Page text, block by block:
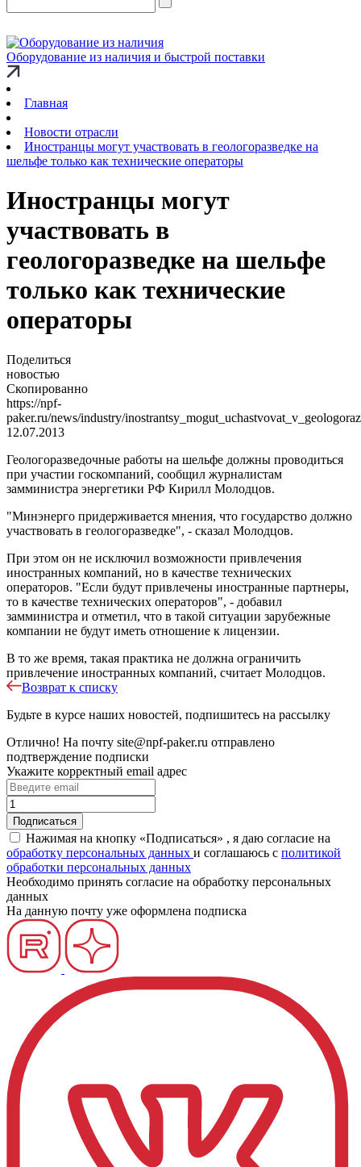
Оборудование из наличия и быстрой поставки
Главная
Новости отрасли
Иностранцы могут участвовать в геологоразведке на
шельфе только как технические операторы
Иностранцы могут
участвовать в
геологоразведке на шельфе
только как технические
операторы
Поделиться
новостью
Скопированно
https://npf-
paker.ru/news/industry/
12.07.2013
Геологоразведочные работы на шельфе должны проводиться
при участии госкомпаний, сообщил журналистам
замминистра энергетики РФ Кирилл Молодцов.
"Минэнерго придерживается мнения, что государство должно
участвовать в геологоразведке", - сказал Молодцов.
При этом он не исключил возможности привлечения
иностранных компаний, но в качестве технических
операторов. "Если будут привлечены иностранные партнеры,
то в качестве технических операторов", - добавил
замминистра и отметил, что в такой ситуации зарубежные
компании не будут иметь отношение к лицензии.
В то же время, такая практика не должна ограничить
привлечение иностранных компаний, считает Молодцов.
Возврат к списку
Будьте в курсе наших новостей, подпишитесь на рассылку
Отлично! На почту site@npf-paker.ru отправлено
подтверждение подписки
Укажите корректный email адрес
Нажимая на кнопку «Подписаться» , я даю согласие на
обработку персональных данных и соглашаюсь c политикой
обработки персональных данных
Необходимо принять согласие на обработку персональных
данных
На данную почту уже оформлена подписка